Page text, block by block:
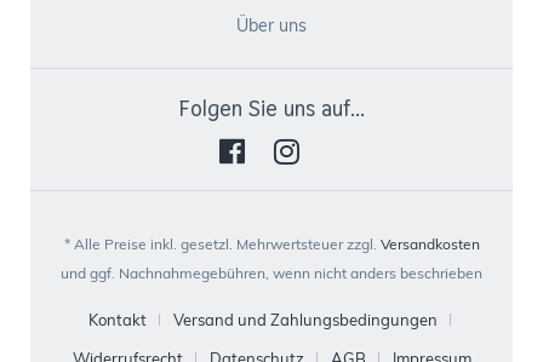
Über uns
Folgen Sie uns auf...
* Alle Preise inkl. gesetzl. Mehrwertsteuer zzgl. Versandkosten
und ggf. Nachnahmegebühren, wenn nicht anders beschrieben
Kontakt
Versand und Zahlungsbedingungen